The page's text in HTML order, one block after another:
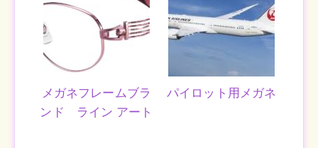
メガネフレームブラ
ンド ライン アート
パイロット用メガネ